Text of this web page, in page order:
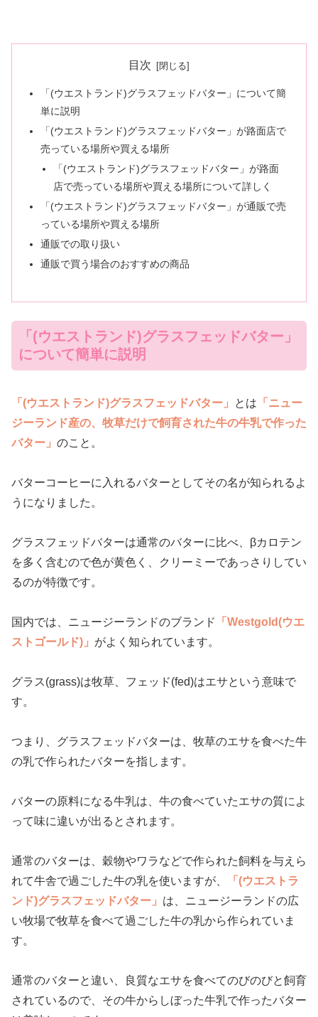
目次
「(ウエストランド)グラスフェッドバター」について簡
単に説明
「(ウエストランド)グラスフェッドバター」が路面店で
売っている場所や買える場所
「(ウエストランド)グラスフェッドバター」が路面
店で売っている場所や買える場所について詳しく
「(ウエストランド)グラスフェッドバター」が通販で売
っている場所や買える場所
通販での取り扱い
通販で買う場合のおすすめの商品
「(ウエストランド)グラスフェッドバター」
について簡単に説明
「(ウエストランド)グラスフェッドバター」 とは 「ニュー
ジーランド産の、牧草だけで飼育された牛の牛乳で作った
バター」 のこと。
バターコーヒーに入れるバターとしてその名が知られるよ
うになりました。
グラスフェッドバターは通常のバターに比べ、βカロテン
を多く含むので色が黄色く、クリーミーであっさりしてい
るのが特徴です。
国内では、ニュージーランドのブランド
「Westgold(ウエ
ストゴールド)」 がよく知られています。
グラス(grass)は牧草、フェッド(fed)はエサという意味で
す。
つまり、グラスフェッドバターは、牧草のエサを食べた牛
の乳で作られたバターを指します。
バターの原料になる牛乳は、牛の食べていたエサの質によ
って味に違いが出るとされます。
通常のバターは、穀物やワラなどで作られた飼料を与えら
れて牛舎で過ごした牛の乳を使いますが、
「(ウエストラ
ンド)グラスフェッドバター」 は、ニュージーランドの広
い牧場で牧草を食べて過ごした牛の乳から作られていま
す。
通常のバターと違い、良質なエサを食べてのびのびと飼育
されているので、その牛からしぼった牛乳で作ったバター